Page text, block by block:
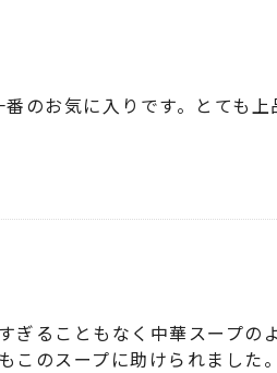
のお気に入りです。とても
ることもなく中華スープの
のスープに助けられました。